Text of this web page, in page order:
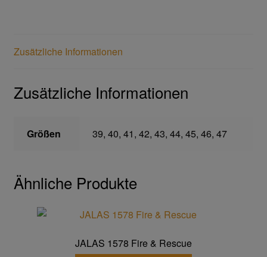
Hebetechnik
Hebebänder
Schläuche und Armaturen
Schmierstoffe
Sicherheitsschränke
Zusätzliche Informationen
Zusätzliche Informationen
Größen 39, 40, 41, 42, 43, 44, 45, 46, 47
Ähnliche Produkte
JALAS 1578 Fire & Rescue